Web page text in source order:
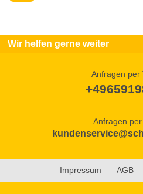
Wir helfen gerne weiter
Anfragen per
Anfragen
Impressum AGB